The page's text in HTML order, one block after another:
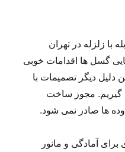
با زلزله در تهران
گسل ها اقدامات خوبی
دیگر تصمیمات با
گیریم. مجوز ساخت
ها صادر نمی شود.
آمادگی و مانور